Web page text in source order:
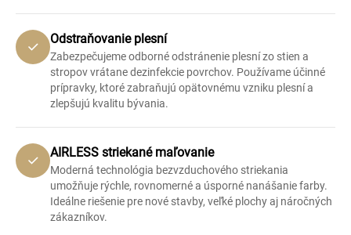
Odstraňovanie plesní
Zabezpečujeme odborné odstránenie plesní zo stien a
stropov vrátane dezinfekcie povrchov. Používame účinné
prípravky, ktoré zabraňujú opätovnému vzniku plesní a
zlepšujú kvalitu bývania.
AIRLESS striekané maľovanie
Moderná technológia bezvzduchového striekania
umožňuje rýchle, rovnomerné a úsporné nanášanie farby.
Ideálne riešenie pre nové stavby, veľké plochy aj náročných
zákazníkov.